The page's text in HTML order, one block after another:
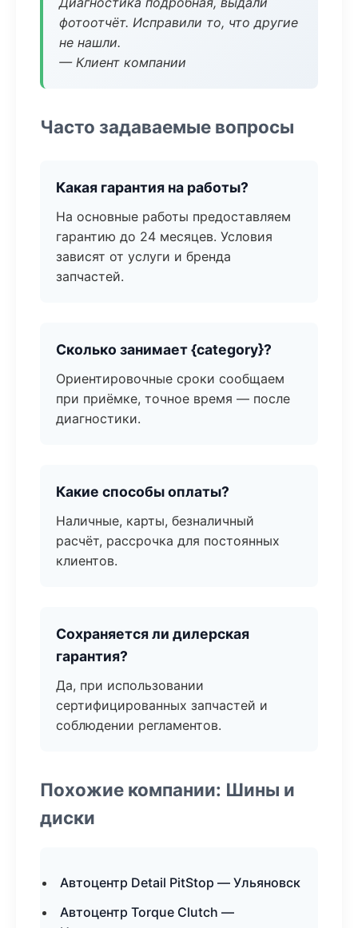
фотоотчёт. Исправили то, что другие
не нашли.
— Клиент компании
Часто задаваемые вопросы
Какая гарантия на работы?
На основные работы предоставляем
гарантию до 24 месяцев. Условия
зависят от услуги и бренда
запчастей.
Сколько занимает {category}?
Ориентировочные сроки сообщаем
при приёмке, точное время — после
диагностики.
Какие способы оплаты?
Наличные, карты, безналичный
расчёт, рассрочка для постоянных
клиентов.
Сохраняется ли дилерская
гарантия?
Да, при использовании
сертифицированных запчастей и
соблюдении регламентов.
Похожие компании: Шины и
диски
Автоцентр Detail PitStop — Ульяновск
Автоцентр Torque Clutch —